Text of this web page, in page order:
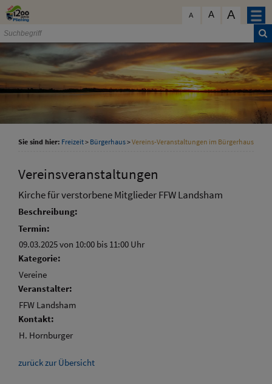
Zum Inhalt
A A A
Sie sind hier: Freizeit> Bürgerhaus>Vereins-Veranstaltungen im Bürgerhaus
Vereinsveranstaltungen
Kirche für verstorbene Mitglieder FFW Landsham
Beschreibung:
Termin:
09.03.2025 von 10:00 bis 11:00 Uhr
Kategorie:
Vereine
Veranstalter:
FFW Landsham
Kontakt:
H. Hornburger
zurück zur Übersicht
schließen